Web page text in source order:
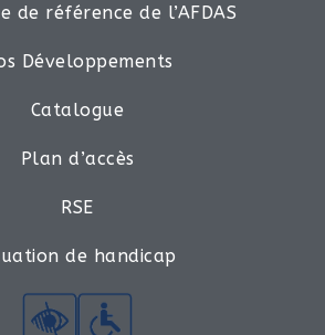
de référence de l’AFDAS
Développements
Catalogue
Plan d’accès
RSE
de handicap